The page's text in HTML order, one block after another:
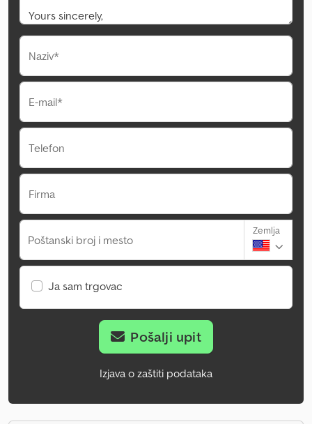
Naziv*
E-mail*
Telefon
Firma
Poštanski broj i mesto
Zemlja
Ja sam trgovac
Pošalji upit
Izjava o zaštiti podataka